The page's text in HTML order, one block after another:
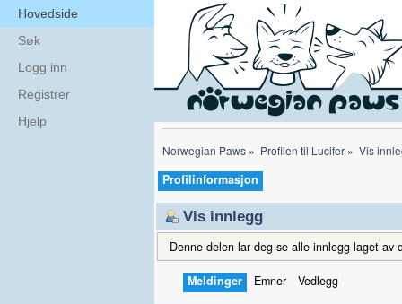
Hovedside
Søk
Logg inn
Registrer
Hjelp
Norwegian Paws » Profilen til Lucifer» Vis
Profilinformasjon
Vis innlegg
Denne delen lar deg se alle innlegg laget
Meldinger Emner Vedlegg